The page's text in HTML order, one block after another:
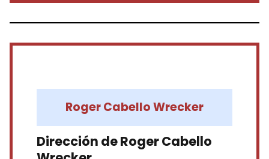
Roger Cabello Wrecker
Dirección de Roger Cabello